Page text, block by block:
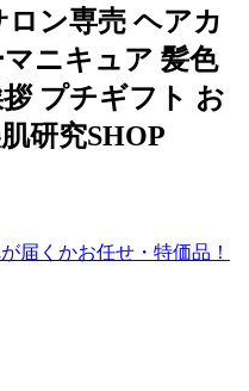
ロン専売 ヘアカ
ニキュア 髪色
プチギフト お
研究SHOP
届くかお任せ・特価品！